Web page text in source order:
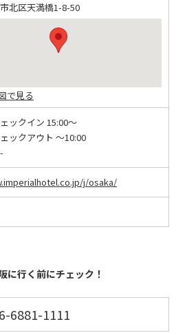
北区天満橋1-8-50
で見る
ックイン 15:00～
ックアウト ～10:00
-
j/osaka/
に行く前にチェック！
6881-1111